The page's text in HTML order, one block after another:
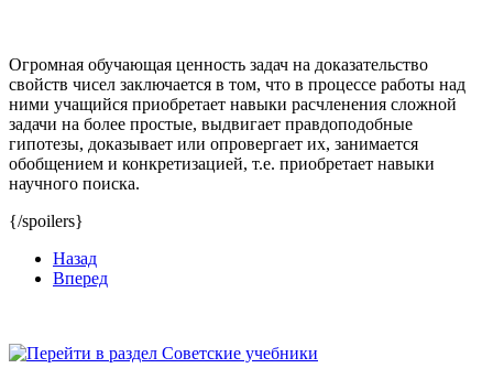
Огромная обучающая ценность задач на доказательство
свойств чисел заключается в том, что в процессе работы над
ними учащийся приобретает навыки расчленения сложной
задачи на более простые, выдвигает правдоподобные
гипотезы, доказывает или опровергает их, занимается
обобщением и конкретизацией, т.е. приобретает навыки
научного поиска.
{/spoilers}
Назад
Вперед